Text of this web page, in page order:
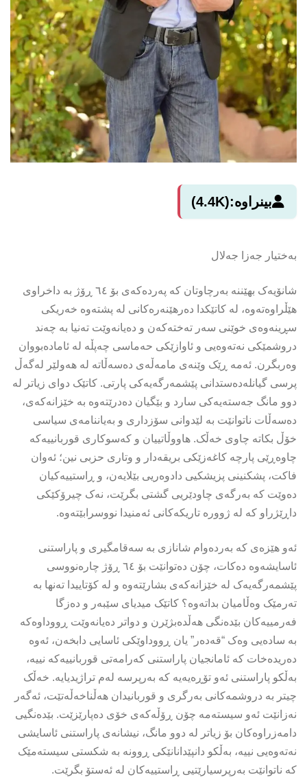
بینراوە:(4.4K)
بەختیار جەزا جەلال
شانۆیەک بهێننە بەرچاوتان کە پەردەکەی بۆ ٦٤ ڕۆژ بە داخراوی
هێڵراوەتەوە، لە کاتێکدا دەرهێنەرەکانی لە پشتەوە خەریکی
سڕینەوەی خوێنی سەر تەختەکەن و دەیانەوێت تەنیا بە چەند
دروشمێکی نەتەوەیی و ئاوازێکی حەماسی چەپڵە لە ئامادەبووان
وەربگرن. ئەمە ڕێک وێنەی مامەڵەی دەسەڵاتە لە هەولێر لەگەڵ
پرسی گیانلەدەستدانی پێشمەرگەیەکی پارتی. کاتێک دوای زیاتر لە
دوو مانگ جەستەیەکی سارد و بێگیان دەدرێتەوە بە خێزانەکەی،
دەسەڵات ناتوانێت بە لێدوانی سۆزداری و بەیاننامەی سیاسی
خۆڵ بکاتە چاوی خەڵک. هاووڵاتییان و کەسوکاری قوربانییەکە
چاوەڕێی پارچە کاغەزێکی بریقەدار و وتاری حزبی نین؛ ئەوان
فاکت، پشکنینی پزیشکیی دادوەریی بێلایەن، و ڕاستییەکیان
دەوێت کە بەرگەی چاودێریی گشتی بگرێت، نەک چیرۆکێکی
داڕێژراو کە لە ژوورە تاریکەکانی ئەمنیدا نووسرابێتەوە.
ئەو هێزەی کە بەردەوام شانازی بە سەقامگیری و پاراستنی
ئاسایشەوە دەکات، چۆن دەتوانێت بۆ ٦٤ ڕۆژ چارەنووسی
پێشمەرگەیەک لە خێزانەکەی بشارێتەوە و لە کۆتاییدا تەنها بە
تەرمێک وەڵامیان بداتەوە؟ کاتێک میدیای سێبەر و دەزگا
فەرمییەکان بێدەنگی هەڵدەبژێرن و دواتر دەیانەوێت ڕووداوەکە
بە سادەیی وەک “قەدەر” یان ڕووداوێکی ئاسایی دابخەن، ئەوە
دەریدەخات کە ئامانجیان پاراستنی کەرامەتی قوربانییەکە نییە،
بەڵکو پاراستنی ئەو تۆڕەیەیە کە بەرپرسە لەم تراژیدیایە. خەڵک
چیتر بە دروشمەکانی بەرگری و قوربانیدان هەڵناخەڵەتێت، ئەگەر
نەزانێت ئەو سیستەمە چۆن ڕۆڵەکەی خۆی دەپارێزێت. بێدەنگیی
دامەزراوەکان بۆ زیاتر لە دوو مانگ، نیشانەی پاراستنی ئاسایشی
نەتەوەیی نییە، بەڵکو دانپێدانانێکی ڕوونە بە شکستی سیستەمێک
کە ناتوانێت بەرپرسیارێتیی ڕاستییەکان لە ئەستۆ بگرێت.